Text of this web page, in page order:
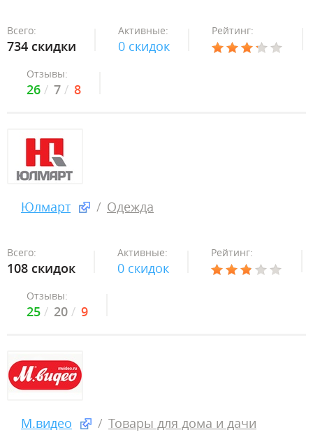
Всего:
734 скидки
Активные:
0 скидок
Рейтинг:
Отзывы:
26 7 8
Юлмарт Одежда
Всего:
108 скидок
Активные:
0 скидок
Рейтинг:
Отзывы:
25 20 9
М.видео Товары для дома и дачи